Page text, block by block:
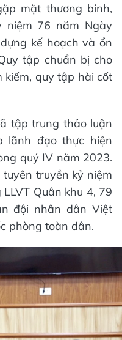
mặt thương binh,
niệm 76 năm Ngày
kế hoạch và ổn
tập chuẩn bị cho
quy tập hài cốt
tập trung thảo luận
lãnh đạo thực hiện
quý IV năm 2023.
truyền kỷ niệm
Quân khu 4, 79
đội nhân dân Việt
phòng toàn dân.